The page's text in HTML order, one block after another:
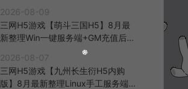
+安卓+详细搭建教程+视频教程
2026-08-09
三网H5游戏【萌斗三国H5】8月最
新整理Win一键服务端+GM充值后台
+简易安卓客户端+详细搭建教程+视
频教程
2026-08-07
三网H5游戏【九州长生衍H5内购
版】8月最新整理Linux手工服务端